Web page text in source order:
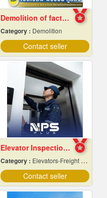
Demolition of factory in Samut Prakan
Category : Demolition
Contact seller
Elevator Inspection and Maintenance Services
Category : Elevators-Freight & Passenger
Contact seller